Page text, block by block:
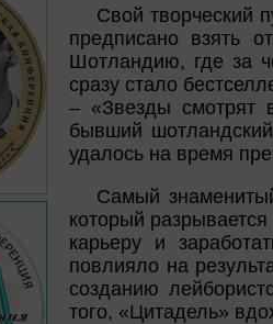
Свой творческий
предписано взять
Шотландию, где за
сразу стало
– «Звезды смотрят
бывший
удалось на время
Самый
который
карьеру и
повлияло на
созданию
того, «Цитадель»